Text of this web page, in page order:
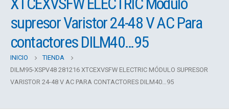
supresor Varistor 24-48 V AC Para
contactores DILM40…95
INICIO
TIENDA
DILM95-XSPV48 281216 XTCEXVSFW ELECTRIC MÓDULO SUPRESOR
VARISTOR 24-48 V AC PARA CONTACTORES DILM40…95